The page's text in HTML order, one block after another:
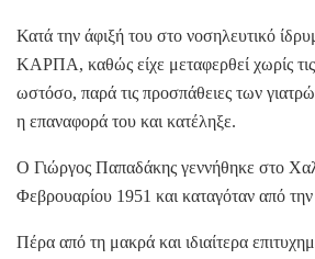
Κατά την άφιξή του στο νοσηλευτικό
ΚΑΡΠΑ, καθώς είχε μεταφερθεί χωρίς τις
ωστόσο, παρά τις προσπάθειες των
η επαναφορά του και κατέληξε.
Ο Γιώργος Παπαδάκης γεννήθηκε στο
Φεβρουαρίου 1951 και καταγόταν από
Πέρα από τη μακρά και ιδιαίτερα